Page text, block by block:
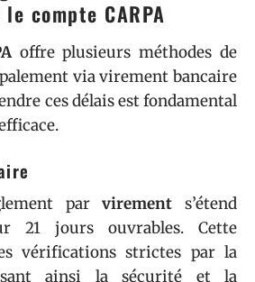
compte CARPA
offre plusieurs méthodes de
via virement bancaire
ces délais est fondamental
parvirement s’étend
21 jours ouvrables. Cette
vérifications strictes par la
ainsi la sécurité et la